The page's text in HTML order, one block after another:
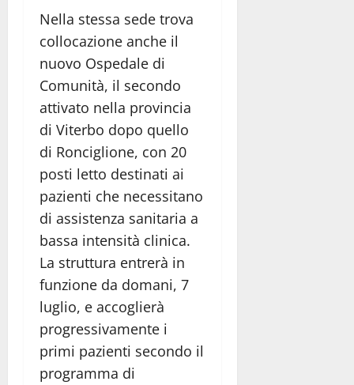
Nella stessa sede trova
collocazione anche il
nuovo Ospedale di
Comunità, il secondo
attivato nella provincia
di Viterbo dopo quello
di Ronciglione, con 20
posti letto destinati ai
pazienti che necessitano
di assistenza sanitaria a
bassa intensità clinica.
La struttura entrerà in
funzione da domani, 7
luglio, e accoglierà
progressivamente i
primi pazienti secondo il
programma di